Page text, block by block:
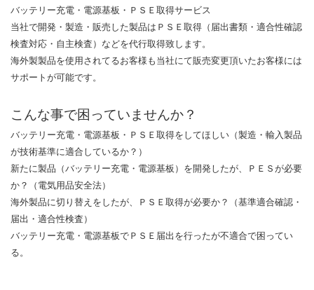
バッテリー充電・電源基板・ＰＳＥ取得サービス
当社で開発・製造・販売した製品はＰＳＥ取得（届出書類・適合性確認
検査対応・自主検査）などを代行取得致します。
海外製製品を使用されてるお客様も当社にて販売変更頂いたお客様には
サポートが可能です。
こんな事で困っていませんか？
バッテリー充電・電源基板・ＰＳＥ取得をしてほしい（製造・輸入製品
が技術基準に適合しているか？）
新たに製品（バッテリー充電・電源基板）を開発したが、ＰＥＳが必要
か？（電気用品安全法）
海外製品に切り替えをしたが、ＰＳＥ取得が必要か？（基準適合確認・
届出・適合性検査）
バッテリー充電・電源基板でＰＳＥ届出を行ったが不適合で困ってい
る。